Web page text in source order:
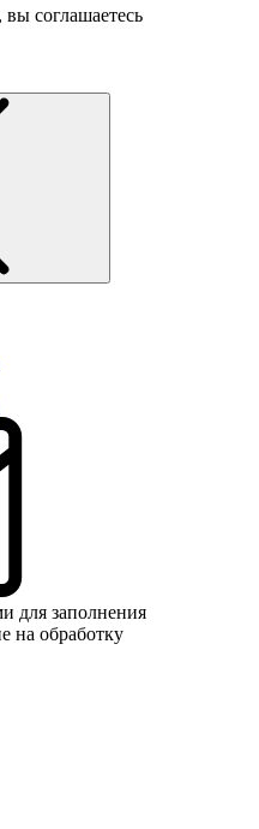
соглашаетесь
для заполнения
на обработку